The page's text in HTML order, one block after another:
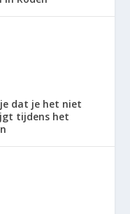
dat je het niet
tijdens het